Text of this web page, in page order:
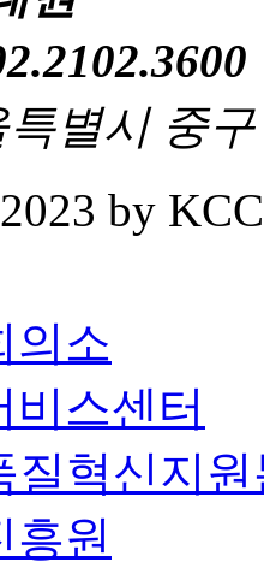
특별시 중
by
의소
비스센터
질혁신지
흥원